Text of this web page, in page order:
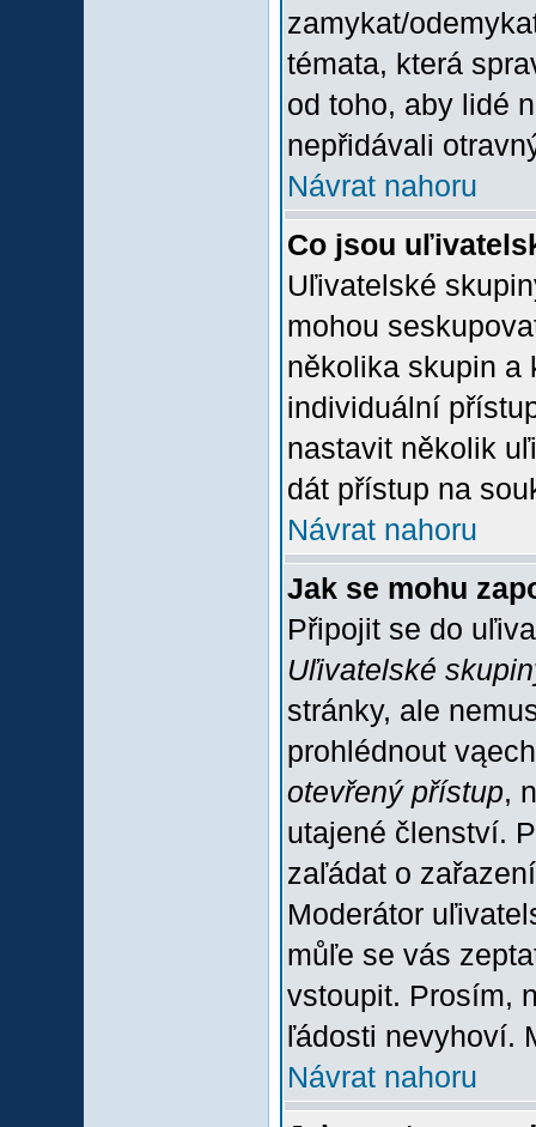
zamykat/
témata, která
od toho, aby lidé
nepřidávali
Návrat nahoru
Co jsou
Uľivatelské
mohou
několika skupin a
individuální
nastavit několik
dát přístup na
Návrat nahoru
Jak se mohu
Připojit se do
Uľivatelské
stránky, ale
prohlédnout
otevřený přístup,
utajené členství.
zaľádat o
Moderátor
můľe se vás
vstoupit. Prosím,
ľádosti nevyhoví.
Návrat nahoru